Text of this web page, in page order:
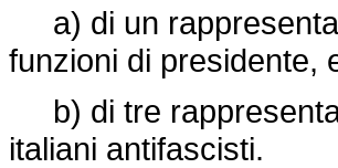
a) di un
funzioni di presidente,
b) di tre
italiani antifascisti.